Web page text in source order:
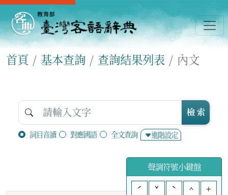
首頁 基本查詢 查詢結果列表 內文
詞目音讀 對應國語 全文查詢 進階設定
檢 索
聲調符號小鍵盤
ˊ
ˇ ˋ ^ +